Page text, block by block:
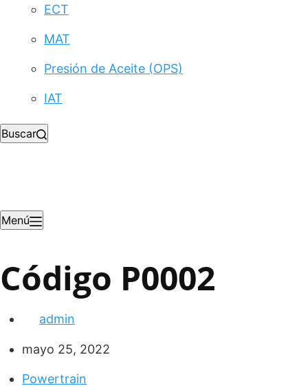
ECT
MAT
Presión de Aceite (OPS)
IAT
Buscar
Menú
Código P0002
admin
mayo 25, 2022
Powertrain